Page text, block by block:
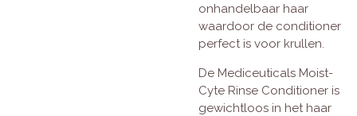
onhandelbaar haar
waardoor de conditioner
perfect is voor krullen.
De Mediceuticals Moist-
Cyte Rinse Conditioner is
gewichtloos in het haar